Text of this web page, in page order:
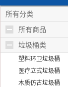
所有分类
所有商品
垃圾桶类
塑料环卫垃圾桶
医疗立式垃圾桶
木质仿古垃圾桶